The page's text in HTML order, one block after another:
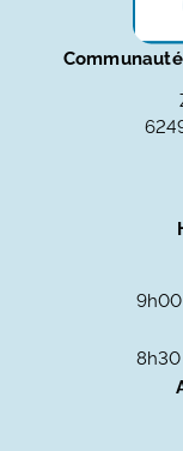
9h00
8h30